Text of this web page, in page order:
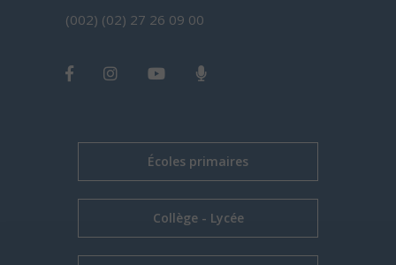
(002) (02) 27 26 09 00
Écoles primaires
Collège - Lycée